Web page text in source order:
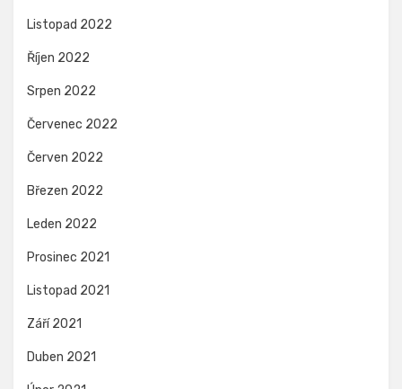
Listopad 2022
Říjen 2022
Srpen 2022
Červenec 2022
Červen 2022
Březen 2022
Leden 2022
Prosinec 2021
Listopad 2021
Září 2021
Duben 2021